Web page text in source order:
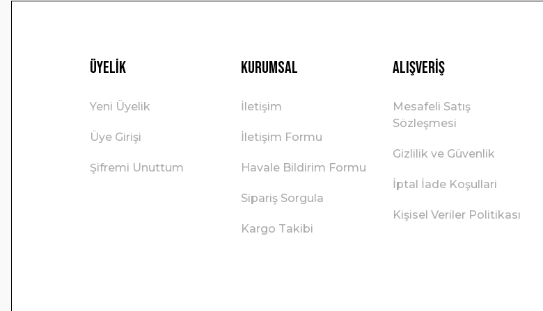
Üyelik
Yeni Üyelik
Üye Girişi
Şifremi Unuttum
Kurumsal
İletişim
İletişim Formu
Havale Bildirim Formu
Sipariş Sorgula
Kargo Takibi
Alışveriş
Mesafeli Satış
Sözleşmesi
Gizlilik ve Güvenlik
İptal İade Koşullari
Kişisel Veriler Politikası